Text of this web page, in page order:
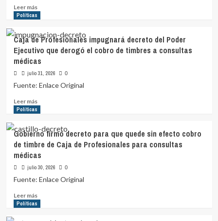
la
ministra
Lazo
de
«mentir»
tras
por
el
Cardama
Leer másLeer
más
Pereira
advierte
sobre
«deficiencias
en
gestión
del
y
condena
la
política
de
Trump
Políticas
Caja de Profesionales impugnará decreto del Poder
Ejecutivo que derogó el cobro de timbres a consultas
médicas
julio 31, 2026 0
Fuente: Enlace Original
Leer másLeer
más
Caja
de
Profesionales
impugnará
decreto
Poder
que
Políticas
Gobierno firmó decreto para que quede sin efecto cobro
de timbre de Caja de Profesionales para consultas
médicas
julio 30, 2026 0
Fuente: Enlace Original
Leer másLeer
más
Políticas